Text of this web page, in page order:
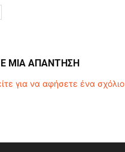
ΜΙΑ ΑΠΑΝΤΗΣΗ
για να αφήσετε ένα σχόλιο